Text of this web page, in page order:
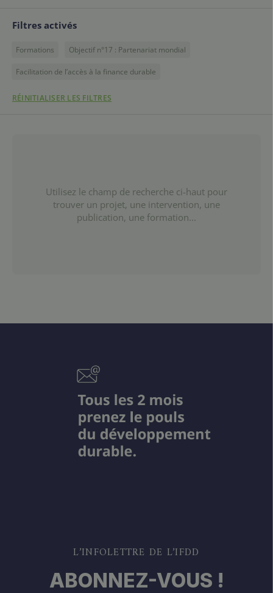
Filtres activés
Formations Objectif n°17 : Partenariat mondial
Facilitation de l’accès à la finance durable
RÉINITIALISER LES FILTRES
Utilisez le champ de recherche ci-haut pour
trouver un projet, une intervention, une
publication, une formation...
L’INFOLETTRE DE L’IFDD
ABONNEZ-VOUS !